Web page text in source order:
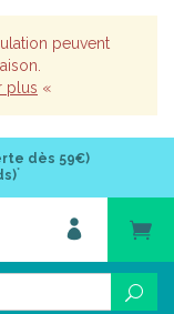
peuvent
plus «
dès 59€)
*